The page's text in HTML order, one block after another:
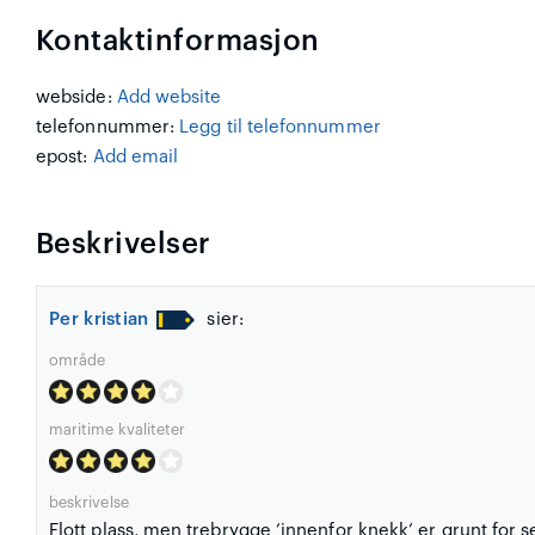
Kontaktinformasjon
webside: Add website
telefonnummer: Legg til telefonnummer
epost: Add email
Beskrivelser
Per kristian sier:
område
maritime kvaliteter
beskrivelse
Flott plass, men trebrygge ‘innenfor knekk’ er grunt for